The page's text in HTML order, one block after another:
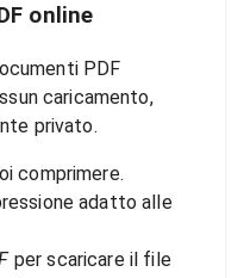
online
PDF
caricamento,
privato.
comprimere.
adatto alle
per scaricare il file